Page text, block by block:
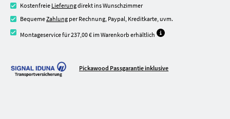
Kostenfreie Lieferungdirekt ins Wunschzimmer
BequemeZahlung per Rechnung, Paypal, Kreditkarte, uvm.
Montageservice für 237,00 € im Warenkorb erhältlich
Pickawood Passgarantie inklusive